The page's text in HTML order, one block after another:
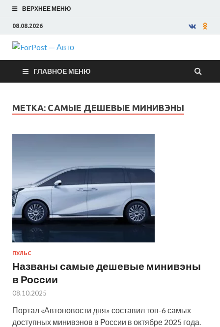
ВЕРХНЕЕ МЕНЮ
08.08.2026
ForPost —
Авто
ГЛАВНОЕ МЕНЮ
МЕТКА: САМЫЕ ДЕШЕВЫЕ МИНИВЭНЫ
ПУЛЬС
Названы самые дешевые минивэны
в России
08.10.2025
Портал «Автоновости дня» составил топ-6 самых
доступных минивэнов в России в октябре 2025 года.